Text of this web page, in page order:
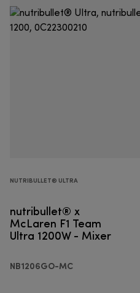
NUTRIBULLET® ULTRA
nutribullet® x
McLaren F1 Team
Ultra 1200W - Mixer
NB1206GO-MC